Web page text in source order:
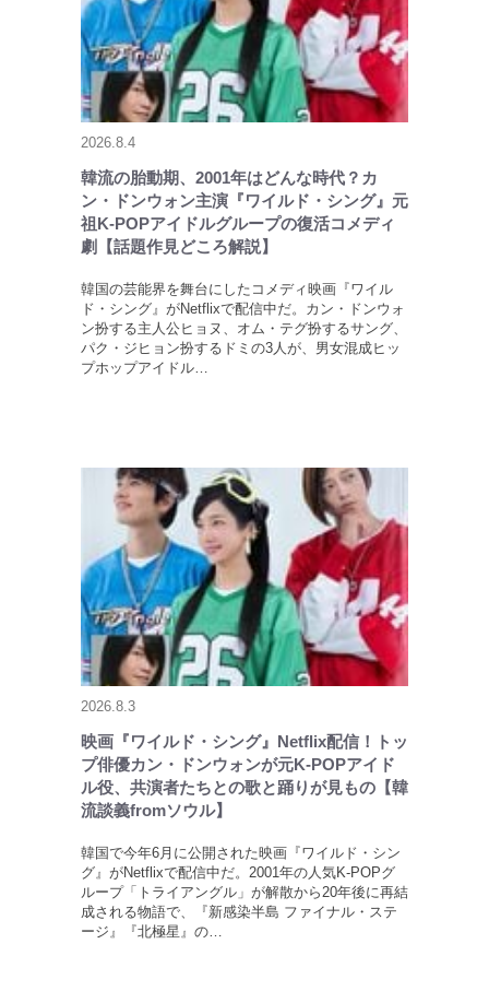
2026.8.4
韓流の胎動期、2001年はどんな時代？カ
ン・ドンウォン主演『ワイルド・シング』元
祖K-POPアイドルグループの復活コメディ
劇【話題作見どころ解説】
韓国の芸能界を舞台にしたコメディ映画『ワイル
ド・シング』がNetflixで配信中だ。カン・ドンウォ
ン扮する主人公ヒョヌ、オム・テグ扮するサング、
パク・ジヒョン扮するドミの3人が、男女混成ヒッ
プホップアイドル…
2026.8.3
映画『ワイルド・シング』Netflix配信！トッ
プ俳優カン・ドンウォンが元K-POPアイド
ル役、共演者たちとの歌と踊りが見もの【韓
流談義fromソウル】
韓国で今年6月に公開された映画『ワイルド・シン
グ』がNetflixで配信中だ。2001年の人気K-POPグ
ループ「トライアングル」が解散から20年後に再結
成される物語で、『新感染半島 ファイナル・ステ
ージ』『北極星』の…